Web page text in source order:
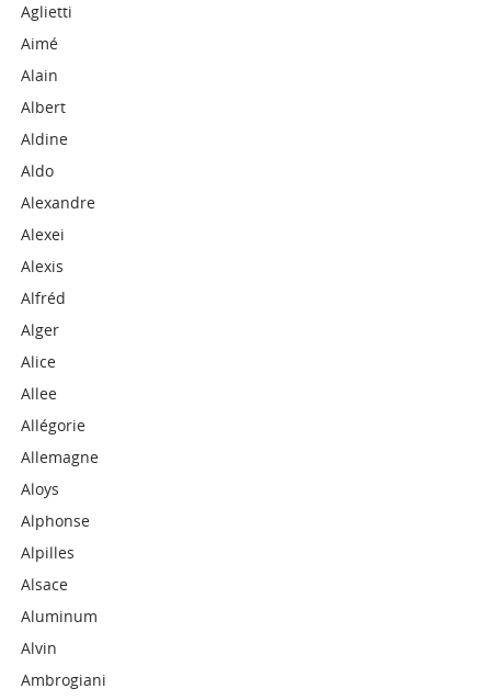
Aglietti
Aimé
Alain
Albert
Aldine
Aldo
Alexandre
Alexei
Alexis
Alfréd
Alger
Alice
Allee
Allégorie
Allemagne
Aloys
Alphonse
Alpilles
Alsace
Aluminum
Alvin
Ambrogiani